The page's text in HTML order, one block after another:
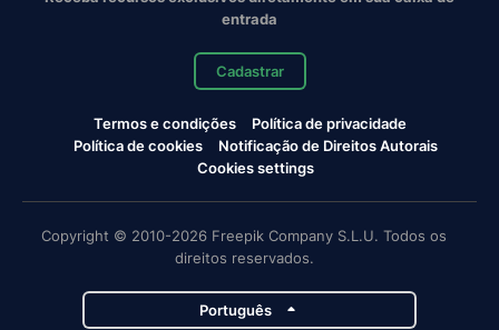
entrada
Cadastrar
Termos e condições
Política de privacidade
Política de cookies
Notificação de Direitos Autorais
Cookies settings
Copyright © 2010-2026 Freepik Company S.L.U. Todos os
direitos reservados.
Português